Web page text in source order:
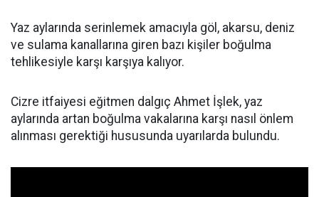
Yaz aylarında serinlemek amacıyla göl, akarsu, deniz
ve sulama kanallarına giren bazı kişiler boğulma
tehlikesiyle karşı karşıya kalıyor.
Cizre itfaiyesi eğitmen dalgıç Ahmet İşlek, yaz
aylarında artan boğulma vakalarına karşı nasıl önlem
alınması gerektiği hususunda uyarılarda bulundu.